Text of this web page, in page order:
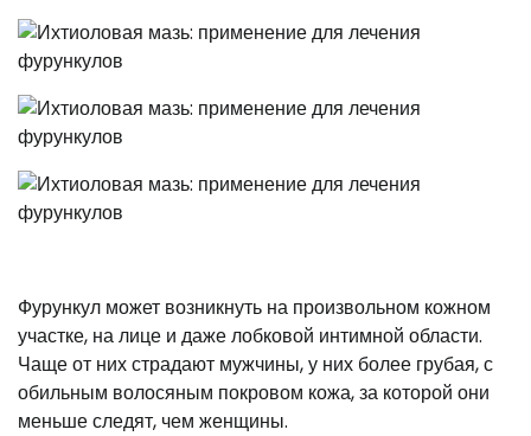
Фурункул может возникнуть на произвольном кожном
участке, на лице и даже лобковой интимной области.
Чаще от них страдают мужчины, у них более грубая, с
обильным волосяным покровом кожа, за которой они
меньше следят, чем женщины.